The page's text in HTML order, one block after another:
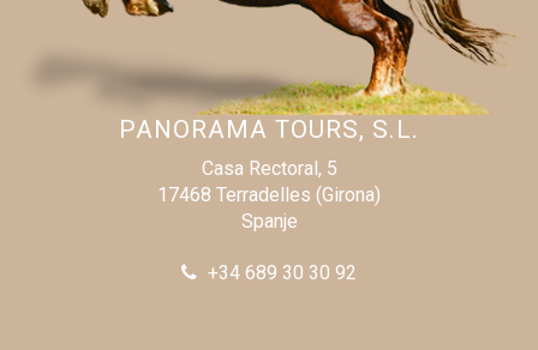
PANORAMA TOURS, S.L.
Casa Rectoral, 5
17468 Terradelles (Girona)
Spanje
+34 689 30 30 92